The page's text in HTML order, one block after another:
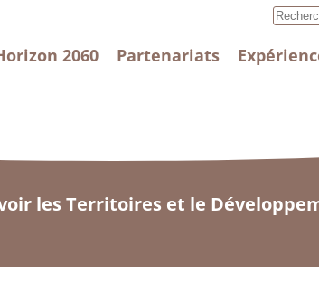
2060 Partenariats
les Territoires et le